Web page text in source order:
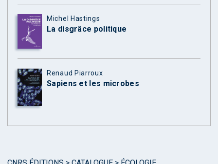
Michel Hastings
La disgrâce politique
Renaud Piarroux
Sapiens et les microbes